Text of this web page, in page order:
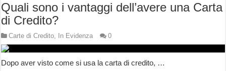
Quali sono i vantaggi dell’avere una Carta
di Credito?
Carte di Credito, In Evidenza 0
Dopo aver visto come si usa la carta di credito, …